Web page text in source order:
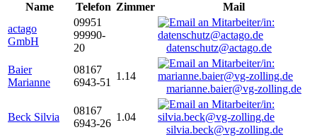
Name
Telefon Zimmer
Mail
actago
GmbH
09951
99990-
20
datenschutz@actago.de
Baier
Marianne
08167
6943-51
1.14
marianne.baier@vg-zolling.de
Beck Silvia
08167
6943-26
1.04
silvia.beck@vg-zolling.de